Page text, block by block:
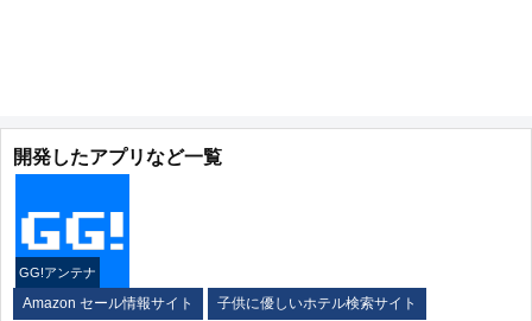
開発したアプリなど一覧
GG!アンテナ
Amazon セール情報サイト 子供に優しいホテル検索サイト